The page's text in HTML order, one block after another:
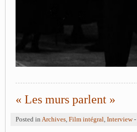
« Les murs parlent »
Posted in Archives, Film intégral, Interview-